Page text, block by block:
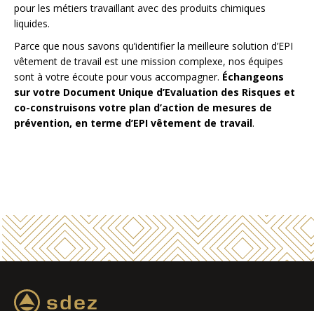
pour les métiers travaillant avec des produits chimiques
liquides.
Parce que nous savons qu’identifier la meilleure solution d’EPI
vêtement de travail est une mission complexe, nos équipes
sont à votre écoute pour vous accompagner. Échangeons
sur votre Document Unique d’Evaluation des Risques et
co-construisons votre plan d’action de mesures de
prévention, en terme d’EPI vêtement de travail.